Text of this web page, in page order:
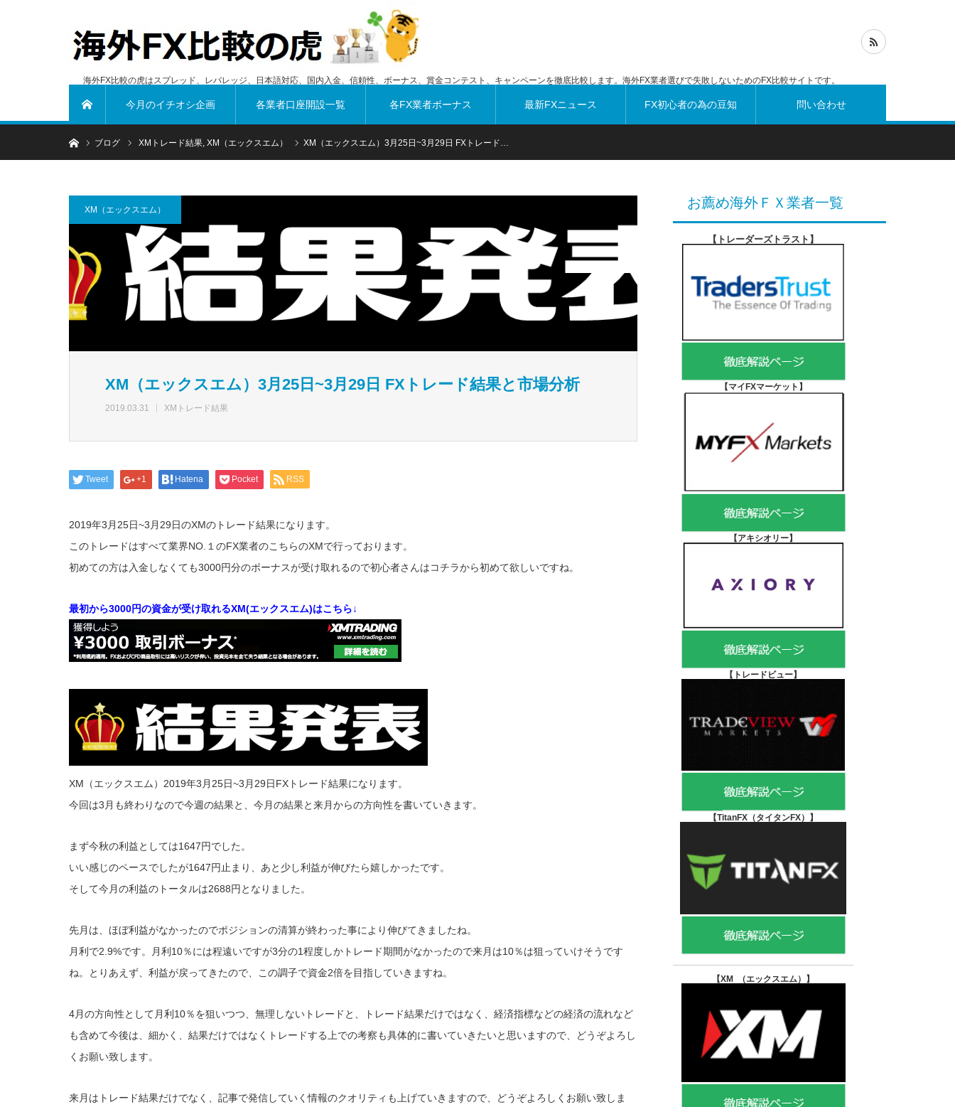
海外FX比較の虎はスプレッド、レバレッジ、日本語対応、国内入金、信頼性、ボーナス、賞金コンテスト、キャンペーンを徹底比較します。海外FX業者選びで失敗しないためのFX比較サイトです。
今月のイチオシ企画 各業者口座開設一覧 各FX業者ボーナス 最新FXニュース FX初心者の為の豆知 問い合わせ
ホームブログ XMトレード結果, XM（エックスエム） XM（エックスエム）3月25日~3月29日 FXトレード…
XM（エックスエム）
XM（エックスエム）3月25日~3月29日 FXトレード結果と市場分析
2019.03.31 XMトレード結果
Tweet +1 Hatena Pocket RSS
2019年3月25日~3月29日のXMのトレード結果になります。
このトレードはすべて業界NO.１のFX業者のこちらのXMで行っております。
初めての方は入金しなくても3000円分のボーナスが受け取れるので初心者さんはコチラから初めて欲しいですね。
最初から3000円の資金が受け取れるXM(エックスエム)はこちら↓
XM（エックスエム）2019年3月25日~3月29日FXトレード結果になります。
今回は3月も終わりなので今週の結果と、今月の結果と来月からの方向性を書いていきます。
まず今秋の利益としては1647円でした。
いい感じのペースでしたが1647円止まり、あと少し利益が伸びたら嬉しかったです。
そして今月の利益のトータルは2688円となりました。
先月は、ほぼ利益がなかったのでポジションの清算が終わった事により伸びてきましたね。
月利で2.9%です。月利10％には程遠いですが3分の1程度しかトレード期間がなかったので来月は10％は狙っていけそうです
ね。とりあえず、利益が戻ってきたので、この調子で資金2倍を目指していきますね。
4月の方向性として月利10％を狙いつつ、無理しないトレードと、トレード結果だけではなく、経済指標などの経済の流れなど
も含めて今後は、細かく、結果だけではなくトレードする上での考察も具体的に書いていきたいと思いますので、どうぞよろし
くお願い致します。
来月はトレード結果だけでなく、記事で発信していく情報のクオリティも上げていきますので、どうぞよろしくお願い致しま
お薦め海外ＦＸ業者一覧
【トレーダーズトラスト 】
【マイFXマーケット 】
【アキシオリー】
【 トレードビュー】
【TitanFX（タイタンFX） 】
【XM （エックスエム） 】